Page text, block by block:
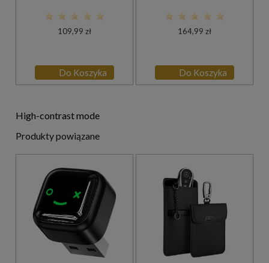
109,99 zł
Do Koszyka
164,99 zł
Do Koszyka
High-contrast mode
Produkty powiązane